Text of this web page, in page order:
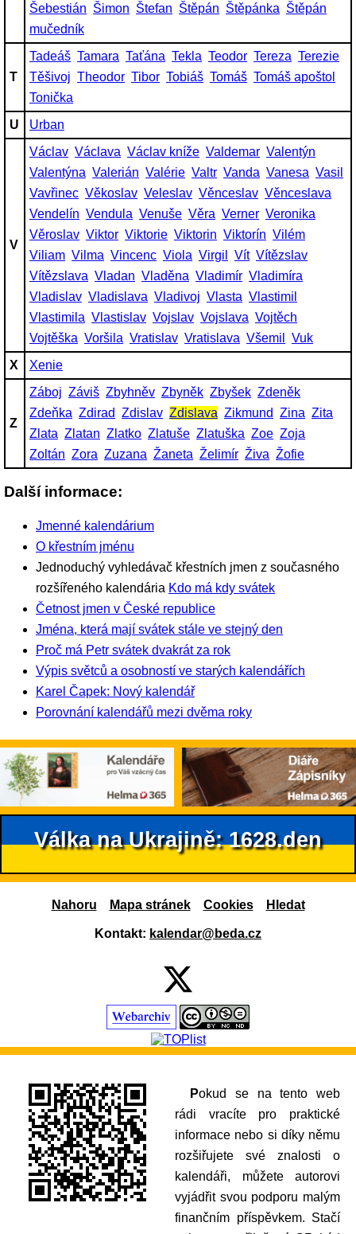
Šebestián Šimon Štefan Štěpán Štěpánka Štěpán
mučedník
T
Tadeáš Tamara Taťána Tekla Teodor Tereza Terezie
Těšivoj Theodor Tibor Tobiáš Tomáš Tomáš apoštol
Tonička
U
Urban
V
Václav Václava Václav kníže Valdemar Valentýn
Valentýna Valerián Valérie Valtr Vanda Vanesa Vasil
Vavřinec Věkoslav Veleslav Věnceslav Věnceslava
Vendelín Vendula Venuše Věra Verner Veronika
Věroslav Viktor Viktorie Viktorin Viktorín Vilém
Viliam Vilma Vincenc Viola Virgil Vít Vítězslav
Vítězslava Vladan Vladěna Vladimír Vladimíra
Vladislav Vladislava Vladivoj Vlasta Vlastimil
Vlastimila Vlastislav Vojslav Vojslava Vojtěch
Vojtěška Voršila Vratislav Vratislava Všemil
Vuk
X
Xenie
Z
Záboj Záviš Zbyhněv Zbyněk Zbyšek Zdeněk
Zdeňka Zdirad Zdislav Zdislava Zikmund Zina Zita
Zlata Zlatan Zlatko Zlatuše Zlatuška Zoe Zoja
Zoltán Zora Zuzana Žaneta Želimír Živa Žofie
Další informace:
Jmenné kalendárium
O křestním jménu
Jednoduchý vyhledávač křestních jmen z současného
rozšířeného kalendária Kdo má kdy svátek
Četnost jmen v České republice
Jména, která mají svátek stále ve stejný den
Proč má Petr svátek dvakrát za rok
Výpis světců a osobností ve starých kalendářích
Karel Čapek: Nový kalendář
Porovnání kalendářů mezi dvěma roky
Válka na Ukrajině: 1628.den
Nahoru Mapa stránek Cookies Hledat
Kontakt: kalendar@beda.cz
Pokud se na tento web
rádi vracíte pro praktické
informace nebo si díky němu
rozšiřujete své znalosti o
kalendáři, můžete autorovi
vyjádřit svou podporu malým
finančním příspěvkem. Stačí